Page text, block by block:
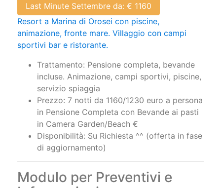
Last Minute Settembre da: € 1160
Resort a Marina di Orosei con piscine,
animazione, fronte mare. Villaggio con campi
sportivi bar e ristorante.
Trattamento: Pensione completa, bevande
incluse. Animazione, campi sportivi, piscine,
servizio spiaggia
Prezzo: 7 notti da 1160/1230 euro a persona
in Pensione Completa con Bevande ai pasti
in Camera Garden/Beach €
Disponibilità: Su Richiesta ^^ (offerta in fase